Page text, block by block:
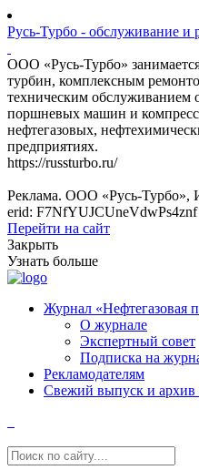
Русь-Турбо - обслуживание и
ООО «Русь-Турбо»
турбин, комплексным
техническим
поршневых машин и
нефтегазовых,
предприятиях.
https://russturbo.ru/
Реклама. ООО «Русь-Турбо»,
erid: F7NfYUJCUneVdwPs4znf
Перейти на сайт
Закрыть
Узнать больше
Журнал «Нефтегазовая
О журнале
Экспертный совет
Подписка на
Рекламодателям
Свежий выпуск и архив